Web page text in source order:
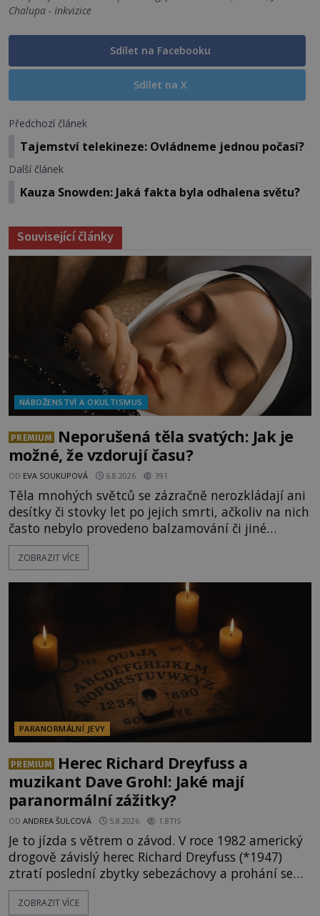
Chalupa - Inkvizice
Sdílet na Facebooku
Sdílet na X
Předchozí článek
Tajemství telekineze: Ovládneme jednou počasí?
Další článek
Kauza Snowden: Jaká fakta byla odhalena světu?
Související články
NÁBOŽENSTVÍ A OKULTISMUS
PREMIUM
Neporušená těla svatých: Jak je
možné, že vzdorují času?
OD EVA SOUKUPOVÁ 6.8.2026 391
Těla mnohých světců se zázračně nerozkládají ani
desítky či stovky let po jejich smrti, ačkoliv na nich
často nebylo provedeno balzamování či jiné
pokusy o konzervaci. Neporušené ostatky bývají
považovány za důkaz svatosti zemřelých. Jaké
ZOBRAZIT VÍCE
PARANORMÁLNÍ JEVY
PREMIUM
Herec Richard Dreyfuss a
muzikant Dave Grohl: Jaké mají
paranormální zážitky?
OD ANDREA ŠULCOVÁ 5.8.2026 1.8TIS
Je to jízda s větrem o závod. V roce 1982 americký
drogově závislý herec Richard Dreyfuss (*1947)
ztratí poslední zbytky sebezáchovy a prohání se
po silnicích ve svém mercedesu jako utržený ze
řetězu. Vše vyvrcholí katastrofou, když to Dreyfuss
ZOBRAZIT VÍCE